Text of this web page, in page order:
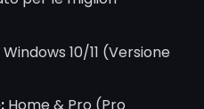
Windows 10/11 (Versione